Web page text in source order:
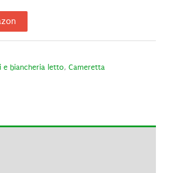
e biancheria letto, Cameretta